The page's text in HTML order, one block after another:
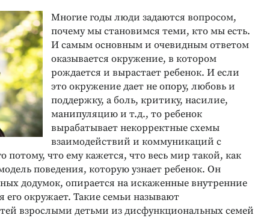
Многие годы люди задаются вопросом,
почему мы становимся теми, кто мы есть.
И самым основным и очевидным ответом
оказывается окружение, в котором
рождается и вырастает ребенок. И если
это окружение дает не опору, любовь и
поддержку, а боль, критику, насилие,
манипуляцию и т.д., то ребенок
вырабатывает некорректные схемы
взаимодействий и коммуникаций с
что ему кажется, что весь мир такой, как
поведения, которую узнает ребенок. Он
додумок, опирается на искаженные внутренние
его окружает. Такие семьи называют
взрослыми детьми из дисфункциональных семей